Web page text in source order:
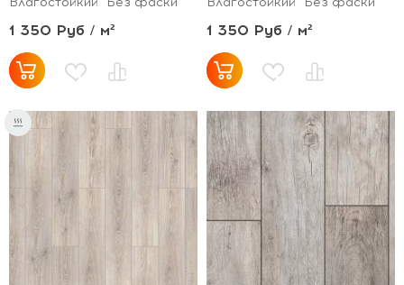
1 350 Руб / м² 1 350 Руб / м²